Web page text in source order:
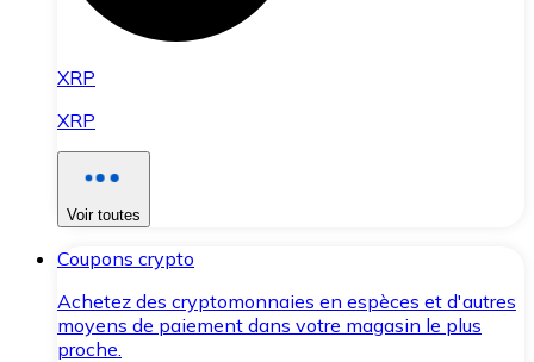
XRP
XRP
Voir toutes
Coupons crypto
Achetez des cryptomonnaies en espèces et d'autres
moyens de paiement dans votre magasin le plus
proche.